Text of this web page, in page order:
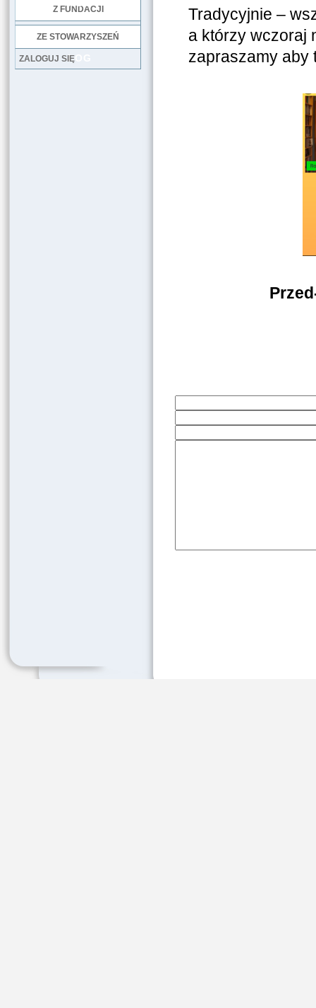
Z FUNDACJI
ZE STOWARZYSZEŃ
LOG
ZALOGUJ SIĘ
Tradycyjnie –
a którzy wczoraj
zapraszamy aby